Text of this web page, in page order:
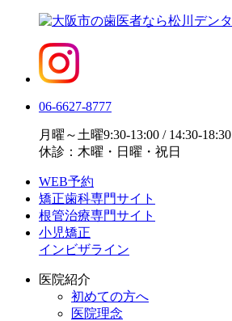
06-6627-8777
月曜～土曜9:30-13:00 / 14:30-18:30
休診：木曜・日曜・祝日
WEB予約
矯正歯科専門サイト
根管治療専門サイト
小児矯正
インビザライン
医院紹介
初めての方へ
医院理念